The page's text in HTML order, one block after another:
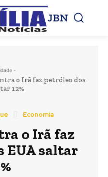
JBN
-
o Irã faz petróleo dos
12%
Economia
o Irã faz
EUA saltar